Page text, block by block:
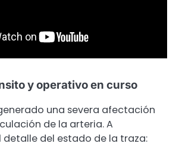
y operativo en curso
una severa afectación
de la arteria. A
detalle del estado de la traza: